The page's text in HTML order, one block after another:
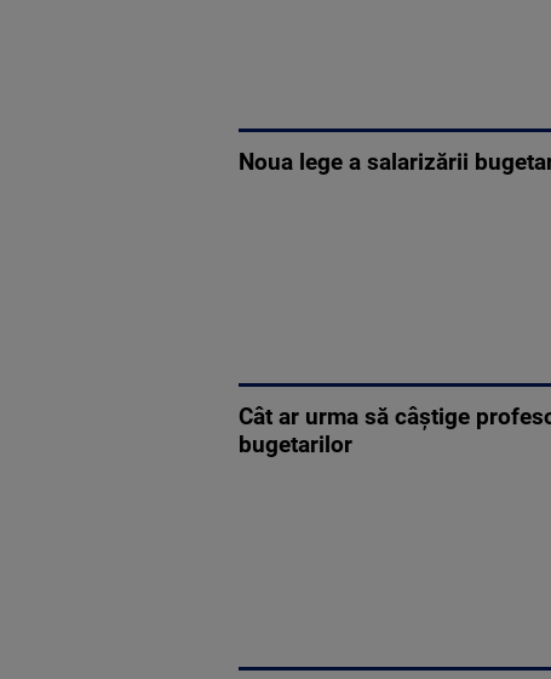
Noua lege a salarizării
Cât ar urma să câștige
bugetarilor